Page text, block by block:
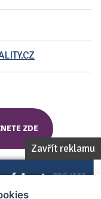
Zavřít reklamu
ZDE